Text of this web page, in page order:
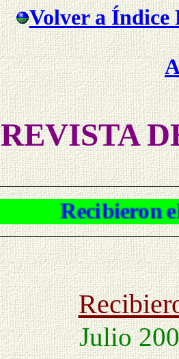
Volver aÍndice
REVISTA
Recibieron el
Julio